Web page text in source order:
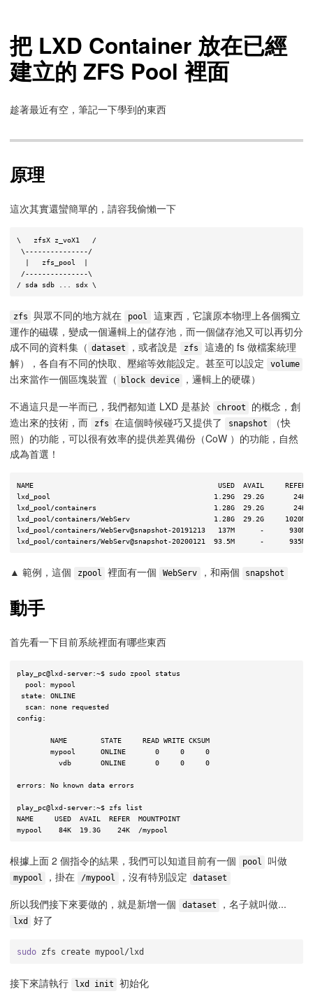
把 LXD Container 放在已經
建立的 ZFS Pool 裡面
趁著最近有空，筆記一下學到的東西
原理
這次其實還蠻簡單的，請容我偷懶一下
\   zfsX z_voX1   /
\---------------/
  |   zfs_pool  |
/---------------\
zfs 與眾不同的地方就在 pool
這東西，它讓原本物理上各個獨立
運作的磁碟，變成一個邏輯上的儲存池，而一個儲存池又可以再切分
成不同的資料集（ dataset ，或者說是 zfs
這邊的 fs 做檔案統理
解），各自有不同的快取、壓縮等效能設定。甚至可以設定
volume
出來當作一個區塊裝置（ block device
，邏輯上的硬碟）
不過這只是一半而已，我們都知道 LXD 是基於
chroot
的概念，創
造出來的技術，而
zfs 在這個時候碰巧又提供了 snapshot
（快
照）的功能，可以很有效率的提供差異備份（CoW ）的功能，自然
成為首選！
NAME                                            USED  AVAIL     REFER
lxd_pool                                       1.29G  29.2G       24K
lxd_pool/containers                            1.28G  29.2G       24K
lxd_pool/containers/WebServ                    1.28G  29.2G     1020M
lxd_pool/containers/WebServ@snapshot-20191213   137M      -      930M
▲ 範例，這個 zpool 裡面有一個 WebServ ，和兩個 snapshot
動手
首先看一下目前系統裡面有哪些東西
play_pc@lxd-server:~$ sudo zpool status
  pool: mypool
state: ONLINE
  scan: none requested
config:
errors: No known data errors
play_pc@lxd-server:~$ zfs list
NAME     USED  AVAIL  REFER  MOUNTPOINT
根據上面 2 個指令的結果，我們可以知道目前有一個 pool 叫做
mypool ，掛在 /mypool ，沒有特別設定 dataset
所以我們接下來要做的，就是新增一個 dataset ，名子就叫做...
lxd 好了
sudo
接下來請執行 lxd init 初始化